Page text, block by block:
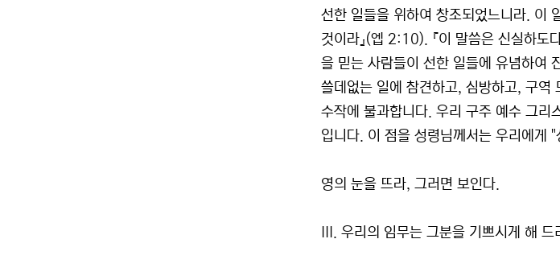
선한 일들을 위하여 창조되었느니라. 이
것이라』(엡 2:10). 『이 말씀은 신실하
을 믿는 사람들이 선한 일들에 유념하여
쓸데없는 일에 참견하고, 심방하고, 구역
수작에 불과합니다. 우리 구주 예수 그리
입니다. 이 점을 성령님께서는 우리에게
영의 눈을 뜨라, 그러면 보인다.
III. 우리의 임무는 그분을 기쁘시게 해